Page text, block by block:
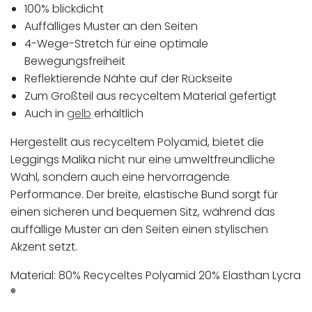
100% blickdicht
Auffälliges Muster an den Seiten
4-Wege-Stretch für eine optimale
Bewegungsfreiheit
Reflektierende Nähte auf der Rückseite
Zum Großteil aus recyceltem Material gefertigt
Auch in gelb erhältlich
Hergestellt aus recyceltem Polyamid, bietet die
Leggings Malika nicht nur eine umweltfreundliche
Wahl, sondern auch eine hervorragende
Performance. Der breite, elastische Bund sorgt für
einen sicheren und bequemen Sitz, während das
auffällige Muster an den Seiten einen stylischen
Akzent setzt.
Material: 80% Recyceltes Polyamid 20% Elasthan Lycra
®